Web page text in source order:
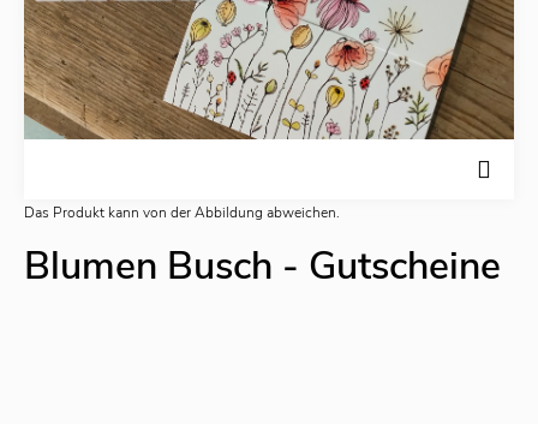
Das Produkt kann von der Abbildung abweichen.
Blumen Busch - Gutscheine